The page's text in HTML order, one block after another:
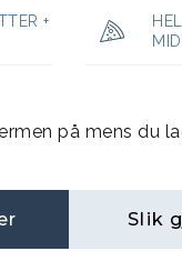
+
på mens du
Slik